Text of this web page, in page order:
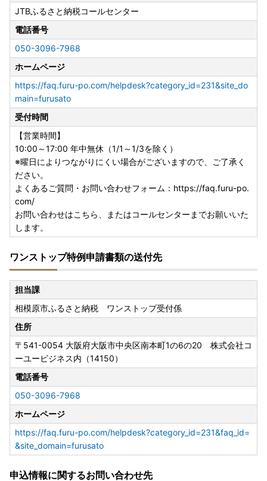
JTBふるさと納税コールセンター
電話番号
050-3096-7968
ホームページ
https://faq.furu-po.com/helpdesk?category_id=231&site_do
main=furusato
受付時間
【営業時間】
10:00～17:00 年中無休（1/1～1/3を除く）
※曜日によりつながりにくい場合がございますので、ご了承く
ださい。
よくあるご質問・お問い合わせフォーム：https://faq.furu-po.
com/
お問い合わせはこちら、またはコールセンターまでお願いいた
します。
ワンストップ特例申請書類の送付先
担当課
相模原市ふるさと納税 ワンストップ受付係
住所
〒541-0054 大阪府大阪市中央区南本町1の6の20 株式会社コ
ーユービジネス内（14150）
電話番号
050-3096-7968
ホームページ
https://faq.furu-po.com/helpdesk?category_id=231&faq_id=
&site_domain=furusato
申込情報に関するお問い合わせ先